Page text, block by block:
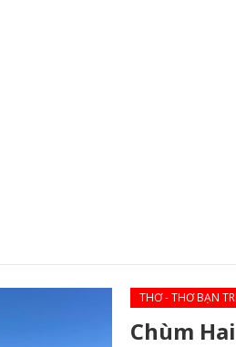
THƠ - THƠ BẠN
Chùm